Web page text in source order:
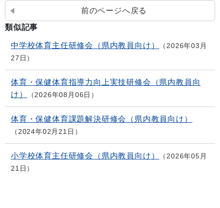
前のページへ戻る
類似記事
中学校体育主任研修会（県内教員向け）
2026年03月
27日
体育・保健体育指導力向上実技研修会（県内教員向
け）
2026年08月06日
体育・保健体育課題解決研修会（県内教員向け）
2024年02月21日
小学校体育主任研修会（県内教員向け）
2026年05月
21日